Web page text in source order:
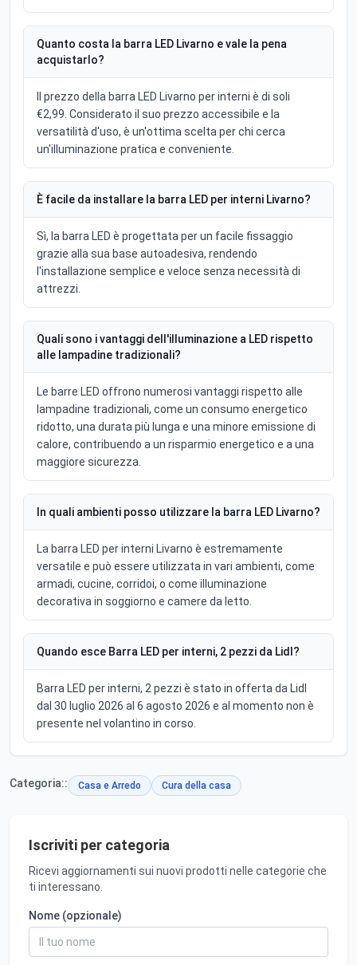
Quanto costa la barra LED Livarno e vale la pena
acquistarlo?
Il prezzo della barra LED Livarno per interni è di soli
€2,99. Considerato il suo prezzo accessibile e la
versatilità d'uso, è un'ottima scelta per chi cerca
un'illuminazione pratica e conveniente.
È facile da installare la barra LED per interni Livarno?
Sì, la barra LED è progettata per un facile fissaggio
grazie alla sua base autoadesiva, rendendo
l'installazione semplice e veloce senza necessità di
attrezzi.
Quali sono i vantaggi dell'illuminazione a LED rispetto
alle lampadine tradizionali?
Le barre LED offrono numerosi vantaggi rispetto alle
lampadine tradizionali, come un consumo energetico
ridotto, una durata più lunga e una minore emissione di
calore, contribuendo a un risparmio energetico e a una
maggiore sicurezza.
In quali ambienti posso utilizzare la barra LED Livarno?
La barra LED per interni Livarno è estremamente
versatile e può essere utilizzata in vari ambienti, come
armadi, cucine, corridoi, o come illuminazione
decorativa in soggiorno e camere da letto.
Quando esce Barra LED per interni, 2 pezzi da Lidl?
Barra LED per interni, 2 pezzi è stato in offerta da Lidl
dal 30 luglio 2026 al 6 agosto 2026 e al momento non è
presente nel volantino in corso.
Categoria:: Casa e Arredo Cura della casa
Iscriviti per categoria
Ricevi aggiornamenti sui nuovi prodotti nelle categorie che
ti interessano.
Nome (opzionale)